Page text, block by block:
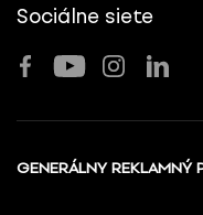
Sociálne siete
GENERÁLNY REKLAMNÝ